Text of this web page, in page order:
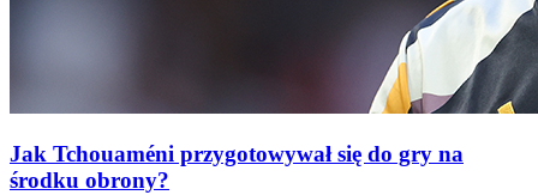
Jak Tchouaméni przygotowywał się do gry na
środku obrony?